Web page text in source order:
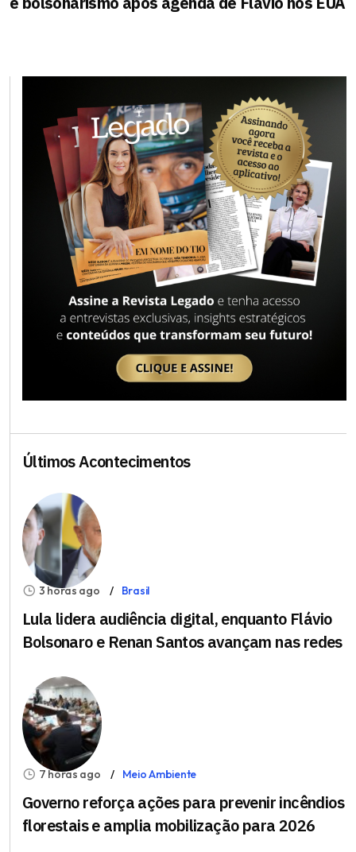
Últimos Acontecimentos
3 horas ago Brasil
Lula lidera audiência digital, enquanto Flávio
Bolsonaro e Renan Santos avançam nas redes
7 horas ago Meio Ambiente
Governo reforça ações para prevenir incêndios
florestais e amplia mobilização para 2026